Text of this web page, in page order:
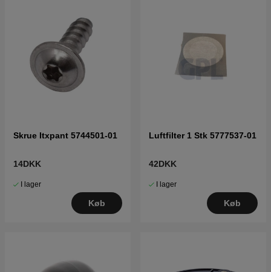
Skrue Itxpant 5744501-01
14DKK
I lager
Køb
Luftfilter 1 Stk 5777537-01
42DKK
I lager
Køb